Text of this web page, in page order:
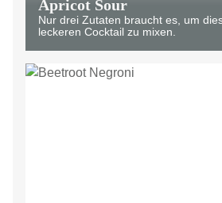
Apricot Sour
Nur drei Zutaten braucht es, um
leckeren Cocktail zu mixen.